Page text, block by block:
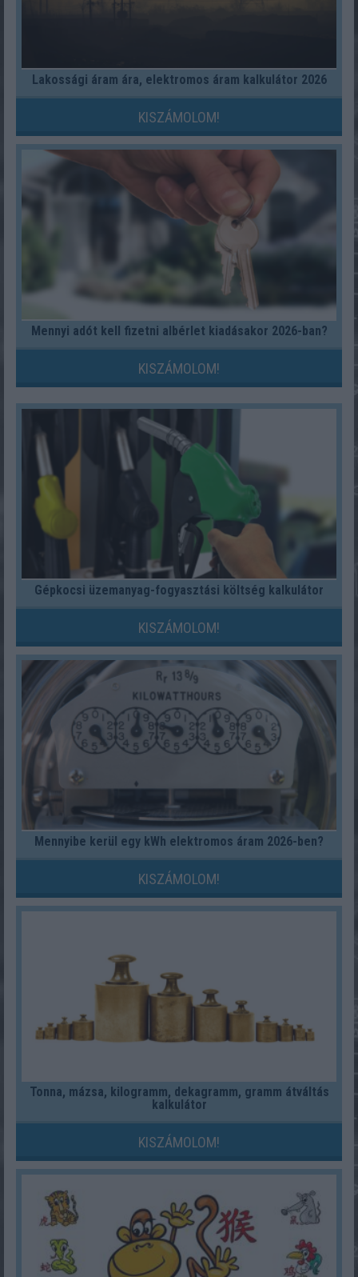
Lakossági áram ára, elektromos áram kalkulátor 2026
KISZÁMOLOM!
Mennyi adót kell fizetni albérlet kiadásakor 2026-ban?
KISZÁMOLOM!
Gépkocsi üzemanyag-fogyasztási költség kalkulátor
KISZÁMOLOM!
Mennyibe kerül egy kWh elektromos áram 2026-ben?
KISZÁMOLOM!
Tonna, mázsa, kilogramm, dekagramm, gramm átváltás
kalkulátor
KISZÁMOLOM!